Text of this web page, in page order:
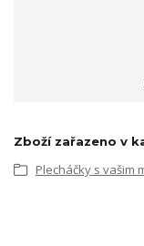
Zboží zařazeno v
Plecháčky s vašim